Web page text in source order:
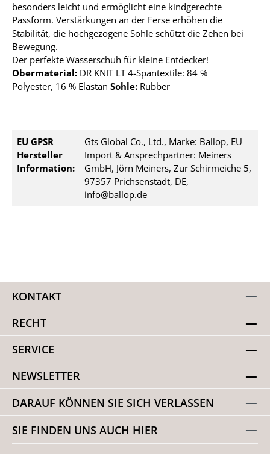
besonders leicht und ermöglicht eine kindgerechte
Passform. Verstärkungen an der Ferse erhöhen die
Stabilität, die hochgezogene Sohle schützt die Zehen bei
Bewegung.
Der perfekte Wasserschuh für kleine Entdecker!
Obermaterial: DR KNIT LT 4-Spantextile: 84 %
Polyester, 16 % Elastan Sohle: Rubber
EU GPSR
Hersteller
Information:
Gts Global Co., Ltd., Marke: Ballop, EU
Import & Ansprechpartner: Meiners
GmbH, Jörn Meiners, Zur Schirmeiche 5,
97357 Prichsenstadt, DE,
info@ballop.de
KONTAKT
RECHT
SERVICE
NEWSLETTER
DARAUF KÖNNEN SIE SICH VERLASSEN
SIE FINDEN UNS AUCH HIER